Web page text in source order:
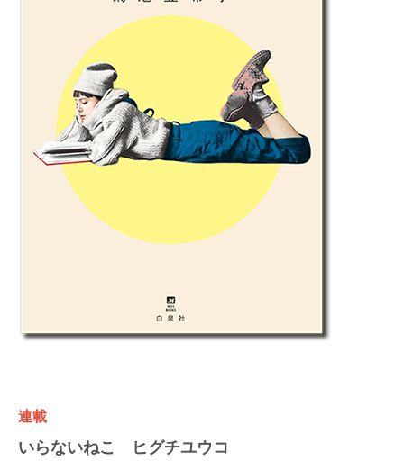
連載
いらないねこ ヒグチユウコ